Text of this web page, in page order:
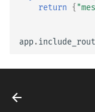
return {
app.